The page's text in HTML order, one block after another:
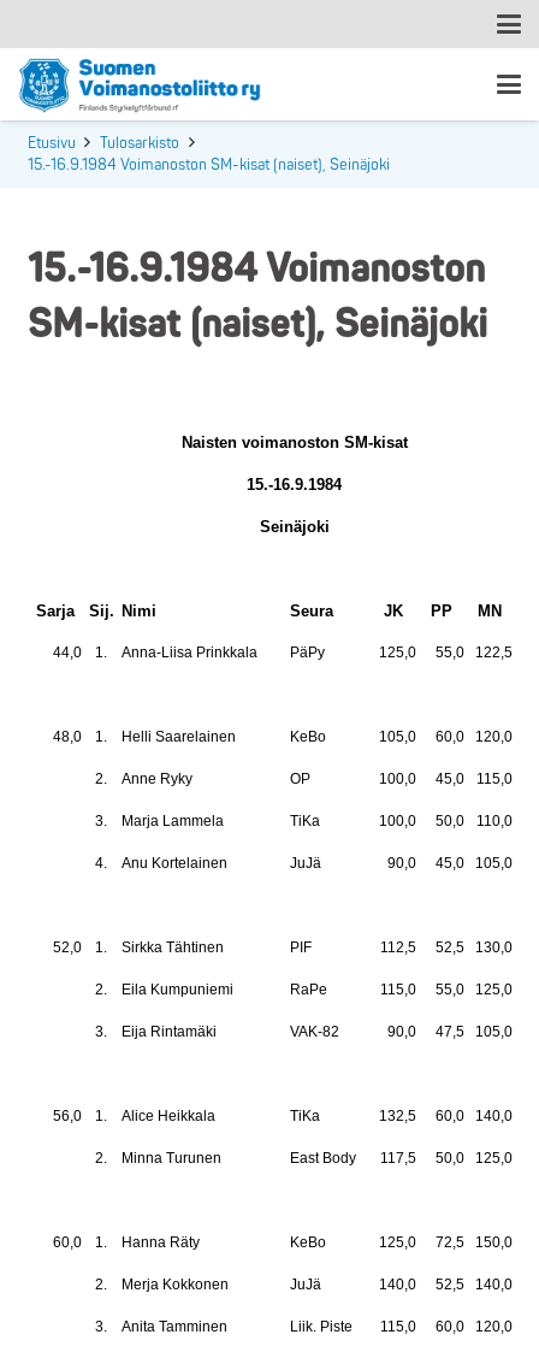
Etusivu
Tulosarkisto
15.-16.9.1984 Voimanoston SM-kisat (naiset), Seinäjoki
15.-16.9.1984 Voimanoston
SM-kisat (naiset), Seinäjoki
Naisten voimanoston SM-kisat
15.-16.9.1984
Seinäjoki
Sarja Sij. Nimi Seura JK PP MN
44,0 1. Anna-Liisa Prinkkala PäPy 125,0 55,0 122,5
48,0 1. Helli Saarelainen KeBo 105,0 60,0 120,0
2. Anne Ryky OP 100,0 45,0 115,0
3. Marja Lammela TiKa 100,0 50,0 110,0
4. Anu Kortelainen JuJä 90,0 45,0 105,0
52,0 1. Sirkka Tähtinen PIF 112,5 52,5 130,0
2. Eila Kumpuniemi RaPe 115,0 55,0 125,0
3. Eija Rintamäki VAK-82 90,0 47,5 105,0
56,0 1. Alice Heikkala TiKa 132,5 60,0 140,0
2. Minna Turunen East Body 117,5 50,0 125,0
60,0 1. Hanna Räty KeBo 125,0 72,5 150,0
2. Merja Kokkonen JuJä 140,0 52,5 140,0
3. Anita Tamminen Liik. Piste 115,0 60,0 120,0